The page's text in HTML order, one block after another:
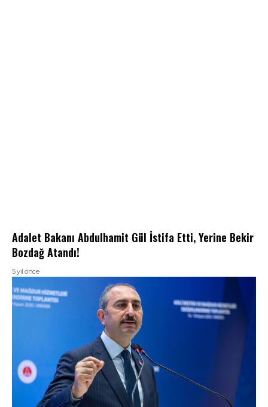
Adalet Bakanı Abdulhamit Gül İstifa Etti, Yerine Bekir
Bozdağ Atandı!
5 yıl önce